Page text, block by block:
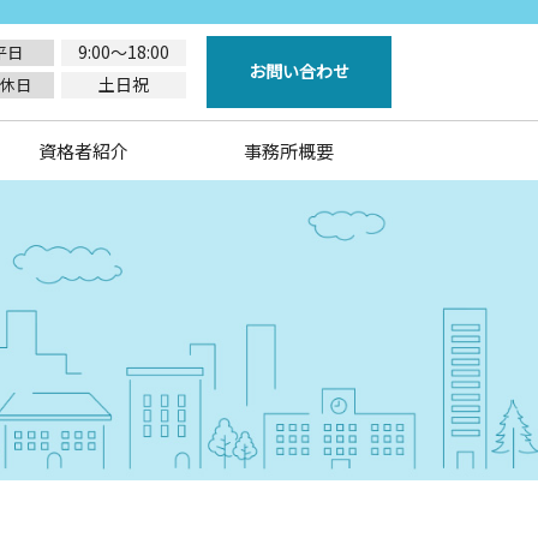
日 9:00～18:00
日 土日祝
お問い合わせ
資格者紹介 事務所概要